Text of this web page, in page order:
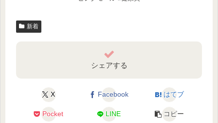
新着
シェアする
X Facebook はてブ
Pocket LINE コピー